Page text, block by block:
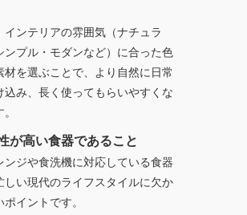
インテリアの雰囲気（ナチュラ
ンプル・モダンなど）に合った色
材を選ぶことで、より自然に日常
込み、長く使ってもらいやすくな
が高い食器であること
ンジや食洗機に対応している食器
しい現代のライフスタイルに欠か
ポイントです。